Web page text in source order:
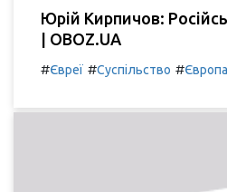
Юрій Кирпичов:
| OBOZ.UA
#Євреї #Суспільство #Європа